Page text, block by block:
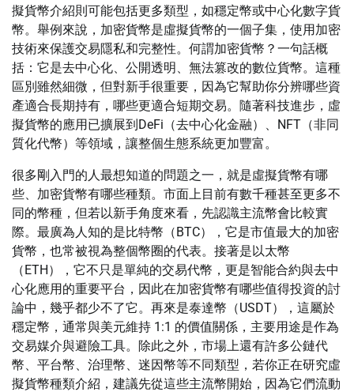
擬貨幣介紹則可能包括更多類型，如穩定幣或中心化數字貨
幣。舉例來說，加密貨幣是虛擬貨幣的一個子集，使用加密
技術來保護交易隱私和完整性。何謂加密貨幣？一句話概
括：它是去中心化、公開透明、無法篡改的數位貨幣。這種
區別雖然細微，但對新手很重要，因為它幫助你分辨哪些資
產適合長期持有，哪些更適合短期交易。隨著科技進步，虛
擬貨幣的應用已擴展到DeFi（去中心化金融）、NFT（非同
質化代幣）等領域，讓整個生態系統更加豐富。
很多剛入門的人最想知道的問題之一，就是虛擬貨幣有哪
些、加密貨幣有哪些種類。市面上目前有數千種甚至更多不
同的幣種，但若以新手角度來看，先認識主流幣會比較實
際。最廣為人知的是比特幣（BTC），它是市值最大的加密
貨幣，也常被視為整個幣圈的代表。接著是以太幣
（ETH），它不只是單純的交易代幣，更是智能合約與去中
心化應用的重要平台，因此在加密貨幣有哪些值得投資的討
論中，幾乎都少不了它。再來是泰達幣（USDT），這屬於
穩定幣，通常與美元維持 1:1 的價值關係，主要用途是作為
交易媒介與避險工具。除此之外，市場上還有許多公鏈代
幣、平台幣、治理幣、迷因幣等不同類型，若你正在研究虛
擬貨幣種類介紹，建議先從這些主流幣開始，因為它們流動